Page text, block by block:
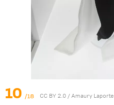
10 /18 CC BY 2.0 / Amaury Laporte